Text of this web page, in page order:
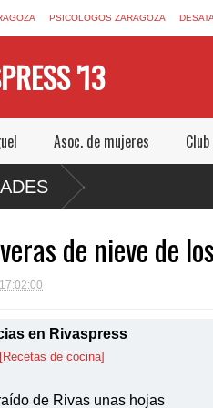
PSICOLOGOS ZARAGOZA
'13
Asoc. de mujeres
de nieve de
17:02:00
en Rivaspress
[Recetas de cocina]
de Rivas unas hojas